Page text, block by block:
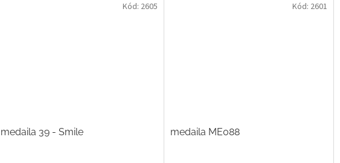
medaila 39 - Smile
Kód: 2605
medaila ME088
Kód: 2601